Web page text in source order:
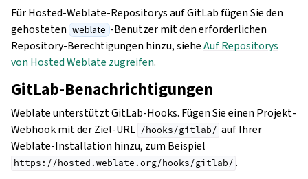
Für Hosted-Weblate-Repositorys auf GitLab fügen Sie den
gehosteten weblate -Benutzer mit den erforderlichen
Repository-Berechtigungen hinzu, sieheAuf Repositorys
von Hosted Weblate zugreifen.
GitLab-Benachrichtigungen
Weblate unterstützt GitLab-Hooks. Fügen Sie einen Projekt-
Webhook mit der Ziel-URL /hooks/gitlab/ auf Ihrer
Weblate-Installation hinzu, zum Beispiel
https://hosted.weblate.org/hooks/gitlab/ .